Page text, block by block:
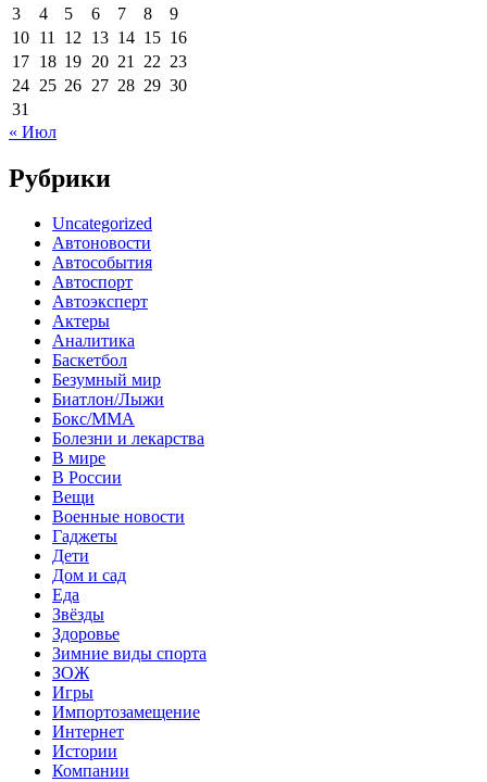
3
4 5 6 7 8
9
10 11 12 13 14 15 16
17 18 19 20 21 22 23
24 25 26 27 28 29 30
31
« Июл
Рубрики
Uncategorized
Автоновости
Автособытия
Автоспорт
Автоэксперт
Актеры
Аналитика
Баскетбол
Безумный мир
Биатлон/Лыжи
Бокс/MMA
Болезни и лекарства
В мире
В России
Вещи
Военные новости
Гаджеты
Дети
Дом и сад
Еда
Звёзды
Здоровье
Зимние виды спорта
ЗОЖ
Игры
Импортозамещение
Интернет
Истории
Компании